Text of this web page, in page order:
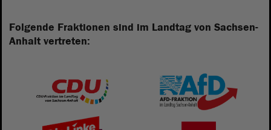
Folgende Fraktionen sind im Landtag von Sachsen-
Anhalt vertreten: